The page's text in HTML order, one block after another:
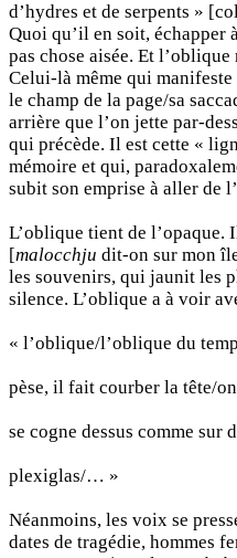
d’hydres et de serpents »
Quoi qu’il en soit, échapper
pas chose aisée. Et
Celui-là même qui
le champ de la page/sa
arrière que l’on jette par-
qui précède. Il est cette «
mémoire et qui,
subit son emprise à aller de
L’oblique tient de l’opaque.
[malocchju dit-on sur mon
les souvenirs, qui jaunit les
silence. L’oblique a à voir
« l’oblique/l’oblique du
pèse, il fait courber la tête/on
se cogne dessus comme sur
plexiglas/… »
Néanmoins, les voix se
dates de tragédie, hommes